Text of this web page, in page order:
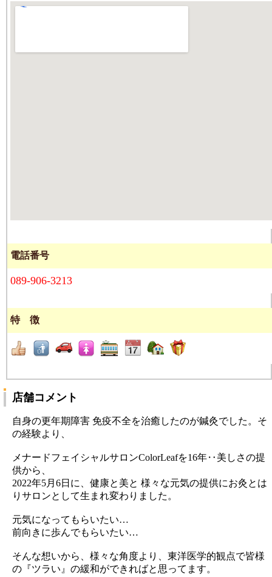
電話番号
089-906-3213
特 徴
店舗コメント
自身の更年期障害 免疫不全を治癒したのが鍼灸でした。そ
の経験より、
メナードフェイシャルサロンColorLeafを16年‥美しさの提
供から、
2022年5月6日に、健康と美と 様々な元気の提供にお灸とは
りサロンとして生まれ変わりました。
元気になってもらいたい…
前向きに歩んでもらいたい…
そんな想いから、様々な角度より、東洋医学的観点で皆様
の『ツラい』の緩和ができればと思ってます。